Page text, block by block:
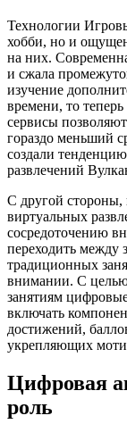
Технологии
хобби, но и
на них.
и сжала
изучение
времени, то
сервисы
гораздо меньший
создали
развлечений
С другой стороны,
виртуальных
сосредоточению
переходить между
традиционных
внимании. С
занятиям
включать
достижений,
укрепляющих
Цифровая
роль